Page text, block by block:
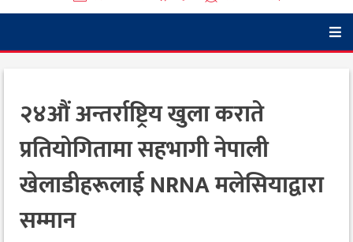
२४औं अन्तर्राष्ट्रिय खुला कराते
प्रतियोगितामा सहभागी नेपाली
खेलाडीहरूलाई NRNA मलेसियाद्वारा
सम्मान